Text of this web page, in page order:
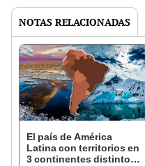
NOTAS RELACIONADAS
El país de América
Latina con territorios en
3 continentes distintos